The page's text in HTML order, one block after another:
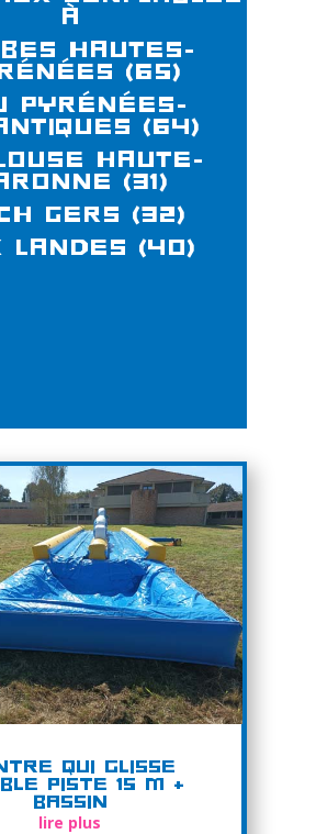
à
Hautes-
(65)
Pyrénées-
(64)
Haute-
(31)
Gers (32)
Landes (40)
qui glisse
Piste 15 m +
Bassin
lire plus